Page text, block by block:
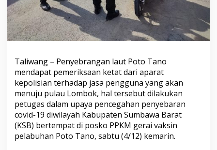
Taliwang – Penyebrangan laut Poto Tano
mendapat pemeriksaan ketat dari aparat
kepolisian terhadap jasa pengguna yang akan
menuju pulau Lombok, hal tersebut dilakukan
petugas dalam upaya pencegahan penyebaran
covid-19 diwilayah Kabupaten Sumbawa Barat
(KSB) bertempat di posko PPKM gerai vaksin
pelabuhan Poto Tano, sabtu (4/12) kemarin.